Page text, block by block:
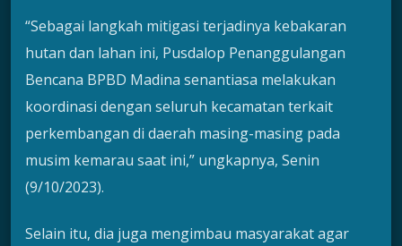
“Sebagai langkah mitigasi terjadinya kebakaran
hutan dan lahan ini, Pusdalop Penanggulangan
Bencana BPBD Madina senantiasa melakukan
koordinasi dengan seluruh kecamatan terkait
perkembangan di daerah masing-masing pada
musim kemarau saat ini,” ungkapnya, Senin
(9/10/2023).
Selain itu, dia juga mengimbau masyarakat agar